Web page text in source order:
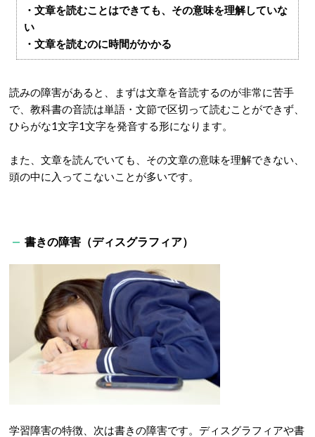
・文章を読むことはできても、その意味を理解していな
い
・文章を読むのに時間がかかる
読みの障害があると、まずは文章を音読するのが非常に苦手
で、教科書の音読は単語・文節で区切って読むことができず、
ひらがな1文字1文字を発音する形になります。
また、文章を読んでいても、その文章の意味を理解できない、
頭の中に入ってこないことが多いです。
書きの障害（ディスグラフィア）
学習障害の特徴、次は書きの障害です。ディスグラフィアや書